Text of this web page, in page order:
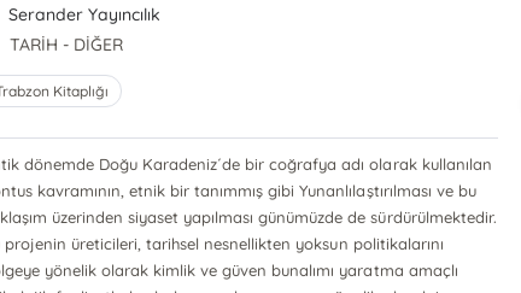
Serander Yayıncılık
TARİH - DİĞER
Kitaplığı
dönemde Doğu Karadeniz´de bir coğrafya adı olarak kullanılan
kavramının, etnik bir tanımmış gibi Yunanlılaştırılması ve bu
üzerinden siyaset yapılması günümüzde de sürdürülmektedir.
projenin üreticileri, tarihsel nesnellikten yoksun politikalarını
yönelik olarak kimlik ve güven bunalımı yaratma amaçlı